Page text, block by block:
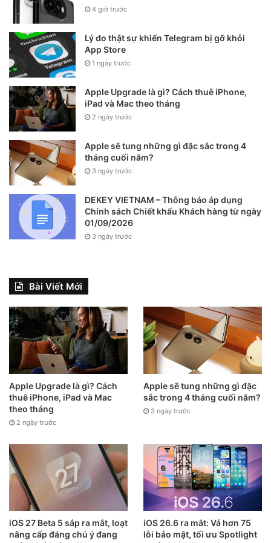
người dùng bỏ thêm 100 USD để mua iPhone 11, mới hơn,
mạnh hơn, nhiều camera hơn.
Nhưng iPhone 11 với mức giá 699 USD hay iPhone Xr 599
USD còn quá cao, chưa phải là phân khúc giá tốt (chỉ so với
iPhone) như nhiều người dùng mong đợi, còn với mức giá
399 USD tôi nghĩ iPhone SE 2020 đang nằm ở phân khúc
tầm trung – cận cao cấp.
Trong lần ra mắt iPhone SE này có thể Apple đang muốn
giành thêm thị phần điện thoại trung cấp, ở các quốc gia
đang phát triển và thị trường Châu Á vốn luôn sôi động, nơi
buôn bán qua tay các dòng iPhone cao cấp đã qua sử dụng.
Mặc dù tâm lý người châu Á vẫn thích cầm trên tay iPhone,
nhưng do giá càng lúc càng cao nên việc sở hữu càng khó
Nhiều người dùng vẫn chọn iPhone đời cũ, do giá iPhone
Trong khi đó, smartphone Android ngày càng tốt hơn, từ
giá bán đến thiết kế và công nghệ lại không thua kém
iPhone. Thượng vàng, hạ cám, đủ mọi phân khúc, bao
nhiêu tiền cũng có thể mua được. Điều này khiến Apple
đánh mất nhiều khách hàng vào tay các hãng Trung Quốc
và Samsung.
4 giờ trước
Lý do thật sự khiến Telegram bị gỡ khỏi
App Store
1 ngày trước
Apple Upgrade là gì? Cách thuê iPhone,
iPad và Mac theo tháng
2 ngày trước
Apple sẽ tung những gì đặc sắc trong 4
tháng cuối năm?
3 ngày trước
DEKEY VIETNAM – Thông báo áp dụng
Chính sách Chiết khấu Khách hàng từ ngày
01/09/2026
3 ngày trước
Bài Viết Mới
Apple Upgrade là gì? Cách
thuê iPhone, iPad và Mac
theo tháng
2 ngày trước
Apple sẽ tung những gì đặc
sắc trong 4 tháng cuối năm?
3 ngày trước
iOS 27 Beta 5 sắp ra mắt, loạt
nâng cấp đáng chú ý đang
iOS 26.6 ra mắt: Vá hơn 75
lỗi bảo mật, tối ưu Spotlight